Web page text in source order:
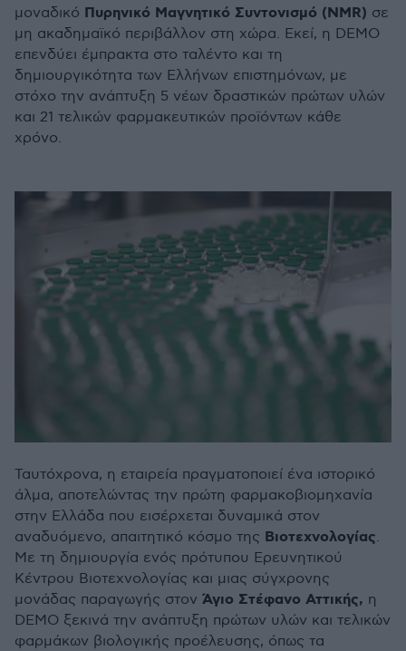
μοναδικό Πυρηνικό Μαγνητικό Συντονισμό (NMR) σε
μη ακαδημαϊκό περιβάλλον στη χώρα. Εκεί, η DEMO
επενδύει έμπρακτα στο ταλέντο και τη
δημιουργικότητα των Ελλήνων επιστημόνων, με
στόχο την ανάπτυξη 5 νέων δραστικών πρώτων υλών
και 21 τελικών φαρμακευτικών προϊόντων κάθε
χρόνο.
Ταυτόχρονα, η εταιρεία πραγματοποιεί ένα ιστορικό
άλμα, αποτελώντας την πρώτη φαρμακοβιομηχανία
στην Ελλάδα που εισέρχεται δυναμικά στον
αναδυόμενο, απαιτητικό κόσμο της Βιοτεχνολογίας.
Με τη δημιουργία ενός πρότυπου Ερευνητικού
Κέντρου Βιοτεχνολογίας και μιας σύγχρονης
μονάδας παραγωγής στον Άγιο Στέφανο Αττικής, η
DEMO ξεκινά την ανάπτυξη πρώτων υλών και τελικών
φαρμάκων βιολογικής προέλευσης, όπως τα